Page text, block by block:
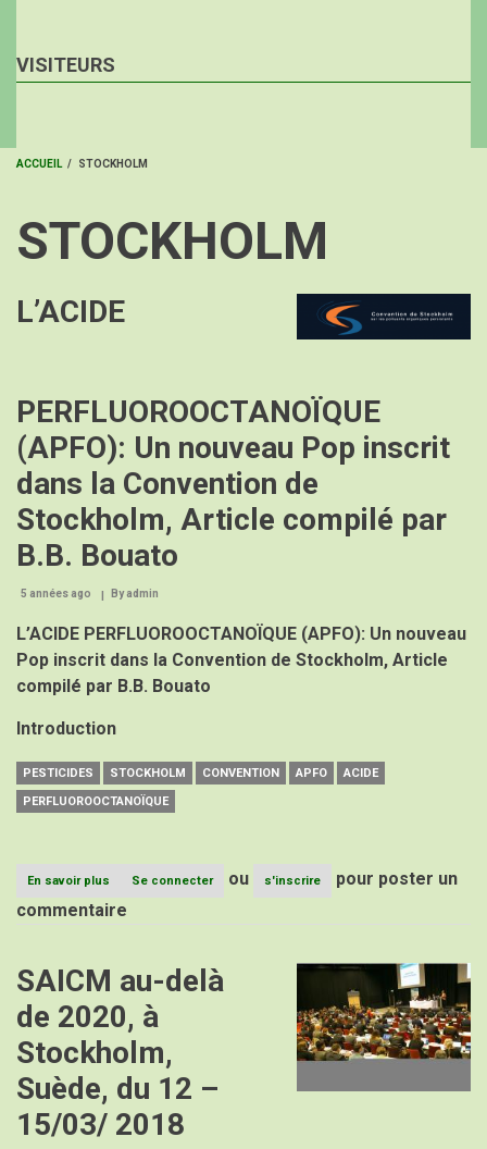
VISITEURS
D'ARIANE
ACCUEIL / STOCKHOLM
STOCKHOLM
L’ACIDE
PERFLUOROOCTANOÏQUE
(APFO): Un nouveau Pop inscrit
dans la Convention de
Stockholm, Article compilé par
B.B. Bouato
5 années ago Byadmin
L’ACIDE PERFLUOROOCTANOÏQUE (APFO): Un nouveau
Pop inscrit dans la Convention de Stockholm, Article
compilé par B.B. Bouato
Introduction
PESTICIDES STOCKHOLM CONVENTION APFO
ACIDE
PERFLUOROOCTANOÏQUE
En savoir plus
L’ACIDE
PERFLUOROOCTANOÏQUE
nouveau
Pop
inscrit
dans
la
Convention
de
Stockholm,
Article
compilé
Se connecter ou s'inscrire
pour poster un
commentaire
Image
SAICM au-delà
de 2020, à
Stockholm,
Suède, du 12 –
15/03/ 2018